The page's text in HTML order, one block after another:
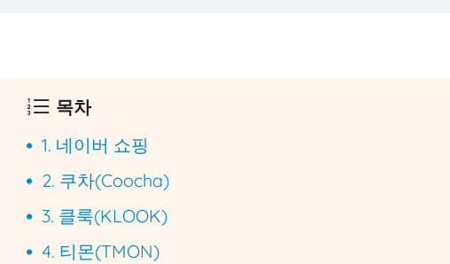
목차
1. 네이버 쇼핑
2. 쿠차(Coocha)
3. 클룩(KLOOK)
4. 티몬(TMON)